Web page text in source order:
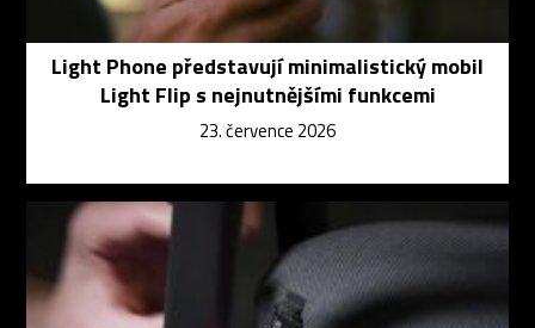
Light Phone představují minimalistický mobil
Light Flip s nejnutnějšími funkcemi
23. července 2026